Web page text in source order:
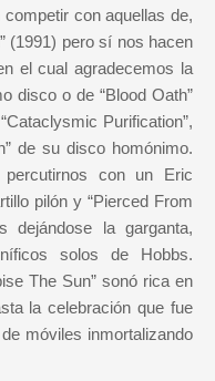
con aquellas de,
(1991) pero sí nos hacen
el cual agradecemos la
disco o de “Blood Oath”
Purification”,
de su disco homónimo.
con un Eric
pilón y “Pierced From
dejándose la garganta,
solos de Hobbs.
The Sun” sonó rica en
la celebración que fue
móviles inmortalizando